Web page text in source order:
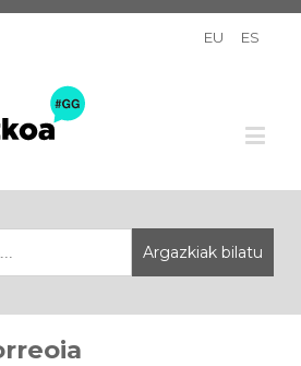
EU ES